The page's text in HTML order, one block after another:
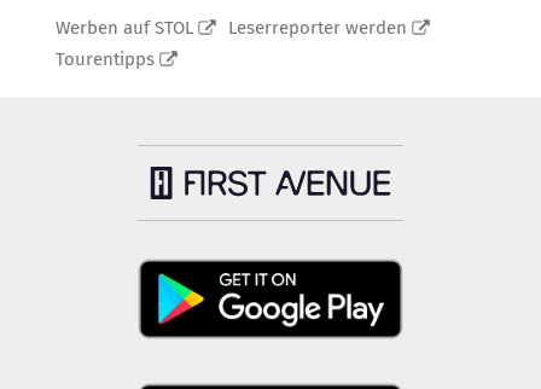
Werben auf STOL
Leserreporter werden
Tourentipps